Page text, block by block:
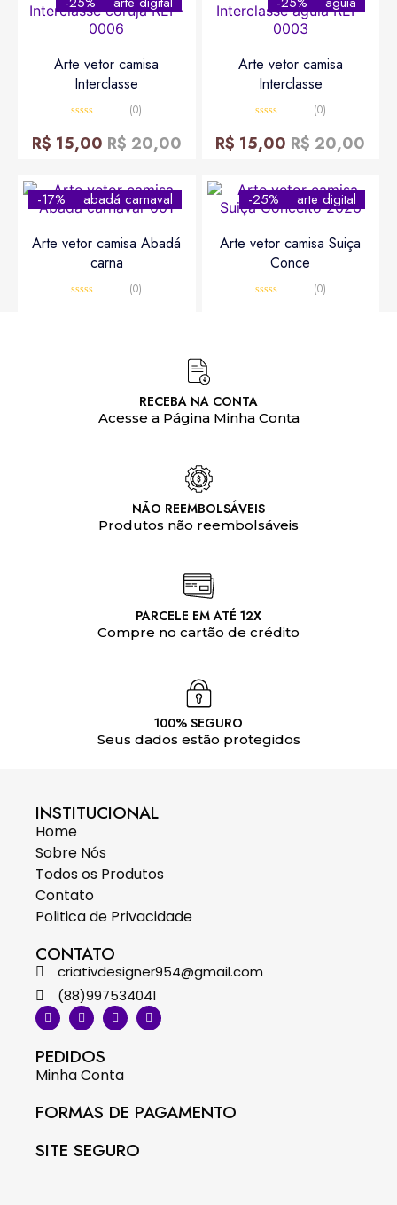
Arte vetor camisa
Interclasse
0
de
(0)
R$20,00
R$ 15,00
Arte vetor camisa
Interclasse
0
de
(0)
R$20,00
R$ 15,00
-17% abadá carnaval
Arte vetor camisa Abadá
carna
(0)
-25% arte digital
Arte vetor camisa Suiça
Conce
(0)
RECEBA NA CONTA
Acesse a Página Minha Conta
NÃO REEMBOLSÁVEIS
Produtos não reembolsáveis
PARCELE EM ATÉ 12X
Compre no cartão de crédito
100% SEGURO
Seus dados estão protegidos
INSTITUCIONAL
Home
Sobre Nós
Todos os Produtos
Contato
Politica de Privacidade
CONTATO
criativdesigner954@gmail.com
(88)997534041
PEDIDOS
Minha Conta
FORMAS DE PAGAMENTO
SITE SEGURO